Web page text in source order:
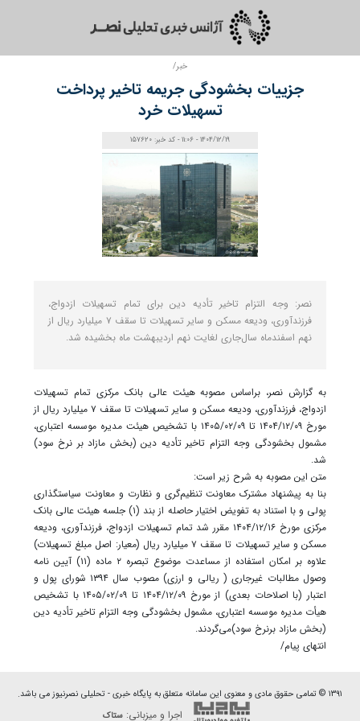
خبر/
جزییات بخشودگی جریمه تاخیر پرداخت
تسهیلات خرد
1404/12/19 - 11:06 - کد خبر: 157620
نصر: وجه التزام تاخیر تأدیه دین برای تمام تسهیلات ازدواج،
فرزندآوری، ودیعه مسکن و سایر تسهیلات تا سقف ۷ میلیارد ریال از
نهم اسفندماه سال‌جاری لغایت نهم اردیبهشت ماه بخشیده شد.
به گزارش نصر، براساس مصوبه هیئت عالی بانک مرکزی تمام تسهیلات
ازدواج، فرزندآوری، ودیعه مسکن و سایر تسهیلات تا سقف ۷ میلیارد ریال از
مورخ ۱۴۰۴/۱۲/۰۹ تا ۱۴۰۵/۰۲/۰۹ با تشخیص هیئت مدیره موسسه اعتباری،
مشمول بخشودگی وجه التزام تاخیر تأدیه دین (بخش مازاد بر نرخ سود)
شد.
متن این مصوبه به شرح زیر است:
بنا به پیشنهاد مشترک معاونت تنظیم‌گری و نظارت و معاونت سیاستگذاری
پولی و با استناد به تفویض اختیار حاصله از بند (۱) جلسه هیئت عالی بانک
مرکزی مورخ ۱۴۰۴/۱۲/۱۶ مقرر شد تمام تسهیلات ازدواج، فرزندآوری، ودیعه
مسکن و سایر تسهیلات تا سقف ۷ میلیارد ریال (معیار: اصل مبلغ تسهیلات)
علاوه بر امکان استفاده از مساعدت موضوع تبصره ۲ ماده (۱۱) آیین نامه
وصول مطالبات غیرجاری ( ریالی و ارزی) مصوب سال ۱۳۹۴ شورای پول و
اعتبار (با اصلاحات بعدی) از مورخ ۱۴۰۴/۱۲/۰۹ تا ۱۴۰۵/۰۲/۰۹ با تشخیص
هیأت مدیره موسسه اعتباری، مشمول بخشودگی وجه التزام تاخیر تأدیه دین
(بخش مازاد برنرخ سود)می‌گردند.
انتهای پیام/
۱۳۹۱ © تمامی حقوق مادی و معنوی این سامانه متعلق به پایگاه خبری - تحلیلی نصرنیوز می باشد.
اجرا و میزبانی:ستاک